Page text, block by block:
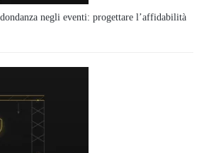
negli eventi: progettare l’affidabilità